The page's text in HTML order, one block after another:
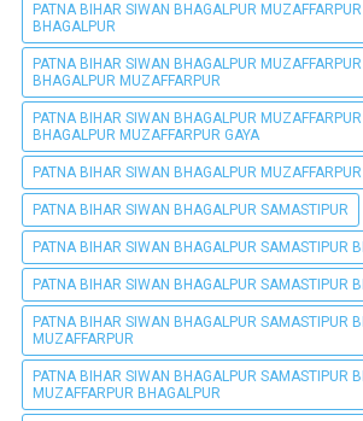
PATNA BIHAR SIWAN BHAGALPUR
BHAGALPUR
PATNA BIHAR SIWAN BHAGALPUR
BHAGALPUR MUZAFFARPUR
PATNA BIHAR SIWAN BHAGALPUR
BHAGALPUR MUZAFFARPUR GAYA
PATNA BIHAR SIWAN BHAGALPUR
PATNA BIHAR SIWAN BHAGALPUR SAMASTIPUR
PATNA BIHAR SIWAN BHAGALPUR SAMASTIPUR
PATNA BIHAR SIWAN BHAGALPUR SAMASTIPUR
PATNA BIHAR SIWAN BHAGALPUR SAMASTIPUR
MUZAFFARPUR
PATNA BIHAR SIWAN BHAGALPUR SAMASTIPUR
MUZAFFARPUR BHAGALPUR